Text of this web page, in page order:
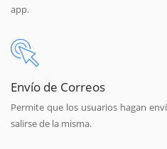
app.
Envío de Correos
Permite que los usuarios hagan
salirse de la misma.